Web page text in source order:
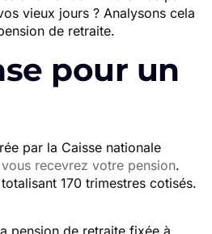
vieux jours ? Analysons cela
de retraite.
pour un
par la Caisse nationale
recevrez votre pension.
170 trimestres cotisés.
pension de retraite fixée à